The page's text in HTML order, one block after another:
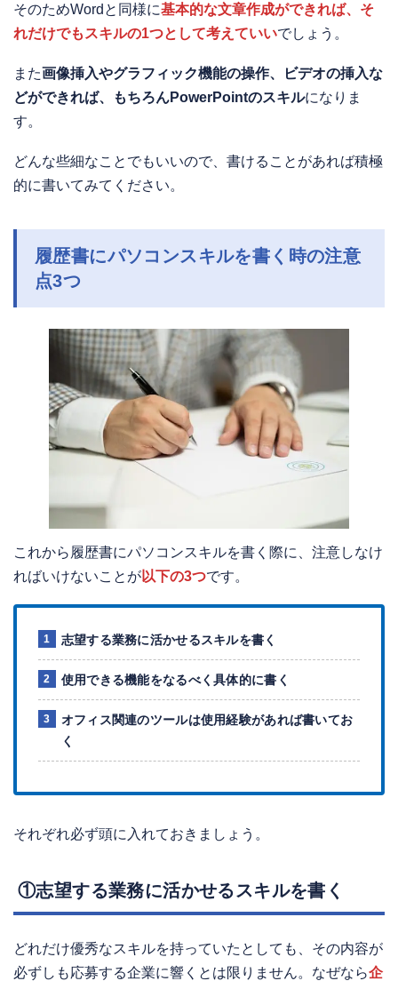
そのためWordと同様に基本的な文章作成ができれば、そ
れだけでもスキルの1つとして考えていいでしょう。
また画像挿入やグラフィック機能の操作、ビデオの挿入な
どができれば、もちろんPowerPointのスキルになりま
す。
どんな些細なことでもいいので、書けることがあれば積極
的に書いてみてください。
履歴書にパソコンスキルを書く時の注意
点3つ
これから履歴書にパソコンスキルを書く際に、注意しなけ
ればいけないことが以下の3つです。
志望する業務に活かせるスキルを書く
使用できる機能をなるべく具体的に書く
オフィス関連のツールは使用経験があれば書いてお
く
それぞれ必ず頭に入れておきましょう。
①志望する業務に活かせるスキルを書く
どれだけ優秀なスキルを持っていたとしても、その内容が
必ずしも応募する企業に響くとは限りません。なぜなら企